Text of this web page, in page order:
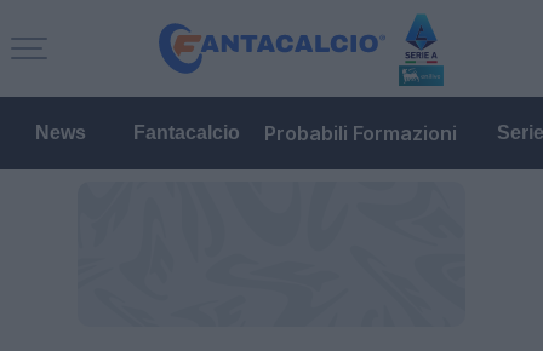
News Fantacalcio Probabili Formazioni